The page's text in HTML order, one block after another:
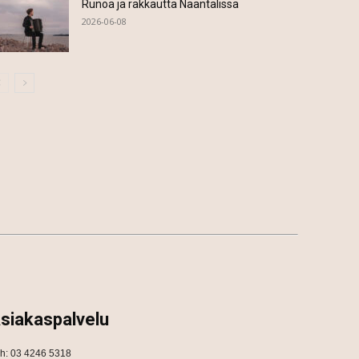
Runoa ja rakkautta Naantalissa
2026-06-08
03 4246 5318